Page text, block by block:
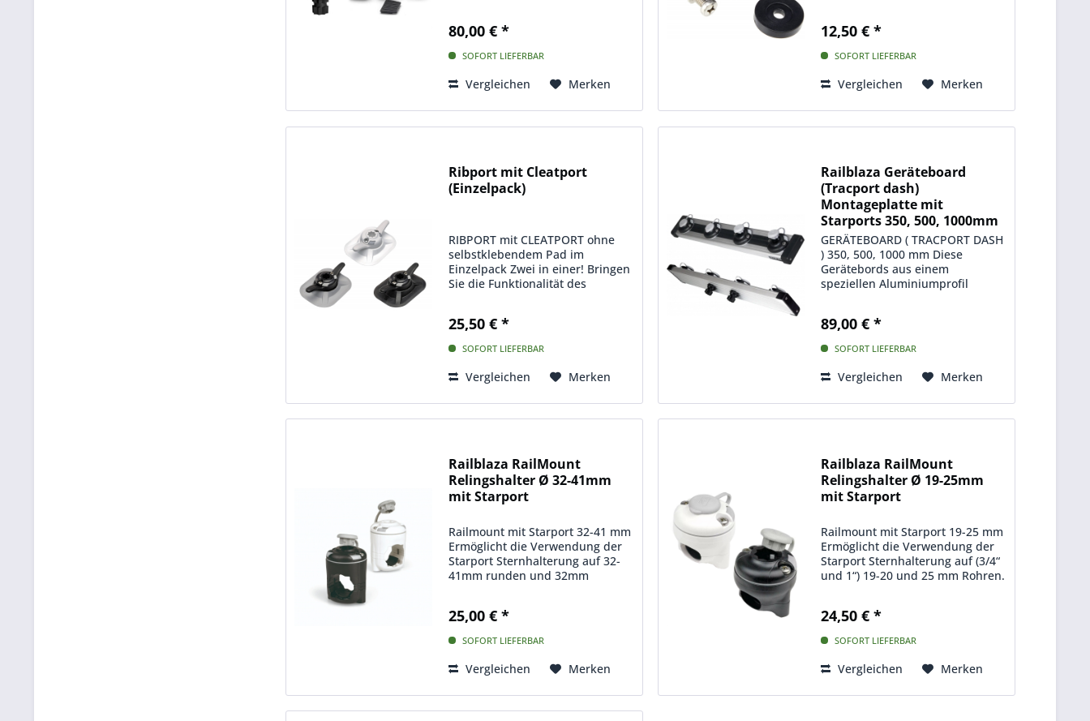
Bimini Rund- oder Vierkantrohr
ermöglicht. Diese Halterung
sichert...
80,00 € *
SOFORT LIEFERBAR
Vergleichen Merken
Railmount´s oder Ribports zu
verbinden. Da diese
Montagefüße als...
12,50 € *
SOFORT LIEFERBAR
Vergleichen Merken
Ribport mit Cleatport
(Einzelpack)
RIBPORT mit CLEATPORT ohne
selbstklebendem Pad im
Einzelpack Zwei in einer! Bringen
Sie die Funktionalität des
einfache Idee, aber sehr effektiv.
Jetzt kann Ihre Klampe Ihre...
25,50 € *
SOFORT LIEFERBAR
Vergleichen Merken
Railblaza Geräteboard
(Tracport dash)
Montageplatte mit
Starports 350, 500, 1000mm
GERÄTEBOARD ( TRACPORT DASH
) 350, 500, 1000 mm Diese
Gerätebords aus einem
speziellen Aluminiumprofil
verschiebbaren Starport-
Aufnahmen, verschiedene
RAILBLAZA Halterungen,...
89,00 € *
SOFORT LIEFERBAR
Vergleichen Merken
Railblaza RailMount
Relingshalter Ø 32-41mm
mit Starport
Railmount mit Starport 32-41 mm
Ermöglicht die Verwendung der
Starport Sternhalterung auf 32-
41mm runden und 32mm
25,00 € *
SOFORT LIEFERBAR
Vergleichen Merken
Railblaza RailMount
Relingshalter Ø 19-25mm
mit Starport
Railmount mit Starport 19-25 mm
Ermöglicht die Verwendung der
Starport Sternhalterung auf (3/4“
und 1“) 19-20 und 25 mm Rohren.
24,50 € *
SOFORT LIEFERBAR
Vergleichen Merken